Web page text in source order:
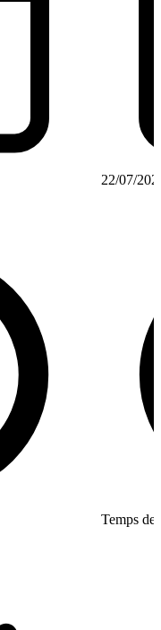
22/07/
Temps de